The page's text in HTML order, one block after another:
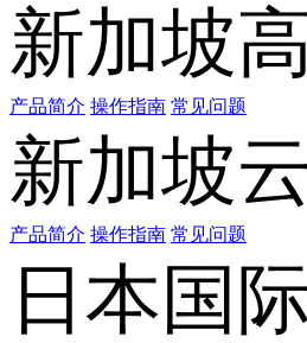
新加坡
产品简介 操作指南 常见问题
新加坡
产品简介 操作指南 常见问题
日本国